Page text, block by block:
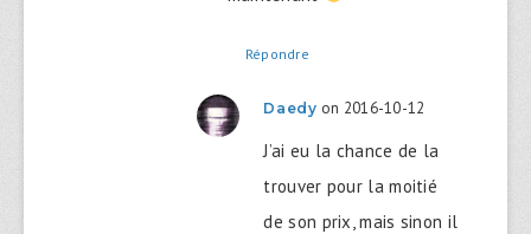
Répondre
Daedy on 2016-10-12
J’ai eu la chance de la
trouver pour la moitié
de son prix, mais sinon il